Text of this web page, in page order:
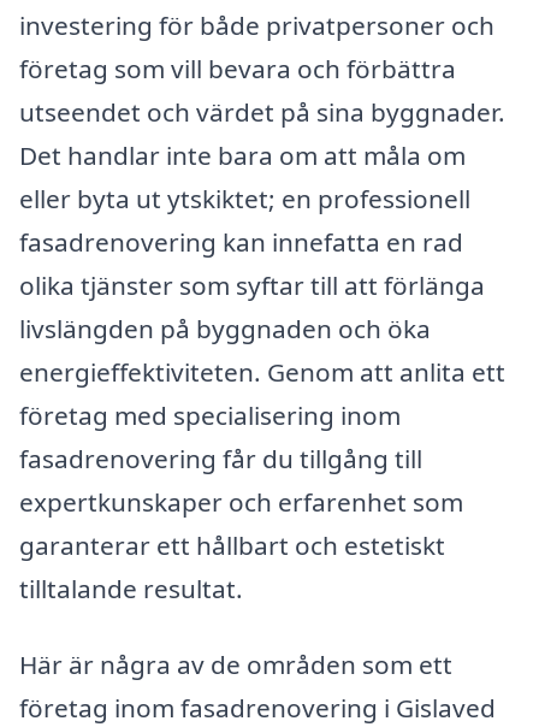
investering för både privatpersoner och
företag som vill bevara och förbättra
utseendet och värdet på sina byggnader.
Det handlar inte bara om att måla om
eller byta ut ytskiktet; en professionell
fasadrenovering kan innefatta en rad
olika tjänster som syftar till att förlänga
livslängden på byggnaden och öka
energieffektiviteten. Genom att anlita ett
företag med specialisering inom
fasadrenovering får du tillgång till
expertkunskaper och erfarenhet som
garanterar ett hållbart och estetiskt
tilltalande resultat.
Här är några av de områden som ett
företag inom fasadrenovering i Gislaved